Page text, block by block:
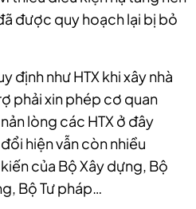
được quy hoạch lại bị bỏ
định như HTX khi xây nhà
phải xin phép cơ quan
lòng các HTX ở đây
hiện vẫn còn nhiều
của Bộ Xây dựng, Bộ
Bộ Tư pháp…